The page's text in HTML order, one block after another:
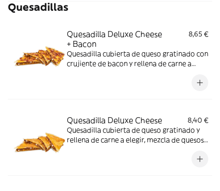
Quesadillas
Quesadilla Deluxe Cheese
+ Bacon
8,65 €
Quesadilla cubierta de queso gratinado con
crujiente de bacon y rellena de carne a
Quesadilla Deluxe Cheese
8,40 €
Quesadilla cubierta de queso gratinado y
rellena de carne a elegir, mezcla de quesos